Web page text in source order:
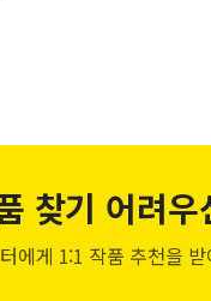
찾기 어려우
에게 1:1 작품 추천을